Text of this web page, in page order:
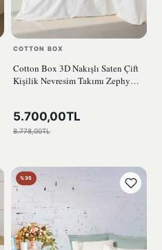
COTTON BOX
Cotton Box 3D Nakışlı Saten Çift
Kişilik Nevresim Takımı Zephy
5.700,00TL
8.778,00TL
%35